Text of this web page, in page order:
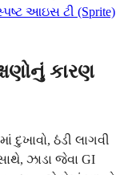
આઇસ ટી (Sprite)
કારણ
ઠંડી લાગવી
ઝાડા જેવા GI